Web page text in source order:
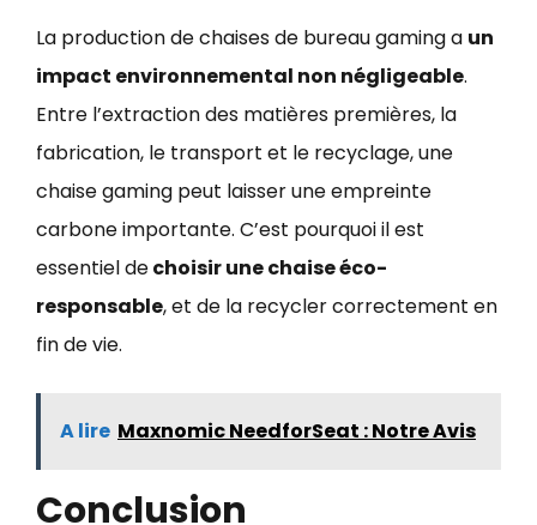
La production de chaises de bureau gaming a un
impact environnemental non négligeable.
Entre l’extraction des matières premières, la
fabrication, le transport et le recyclage, une
chaise gaming peut laisser une empreinte
carbone importante. C’est pourquoi il est
essentiel dechoisir une chaise éco-
responsable, et de la recycler correctement en
fin de vie.
A lire Maxnomic NeedforSeat : Notre Avis
Conclusion